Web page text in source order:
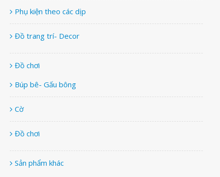
Phụ kiện theo các dịp
Đồ trang trí- Decor
Đồ chơi
Búp bê- Gấu bông
Cờ
Đồ chơi
Sản phẩm khác